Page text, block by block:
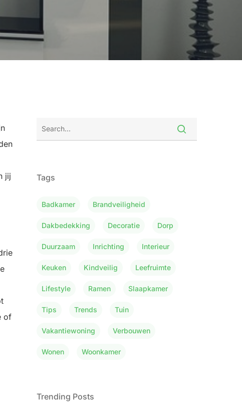
jij
of
Tags
Badkamer Brandveiligheid
Dakbedekking Decoratie Dorp
Duurzaam Inrichting Interieur
Keuken Kindveilig Leefruimte
Lifestyle Ramen Slaapkamer
Tips Trends Tuin
Vakantiewoning Verbouwen
Wonen Woonkamer
Trending Posts